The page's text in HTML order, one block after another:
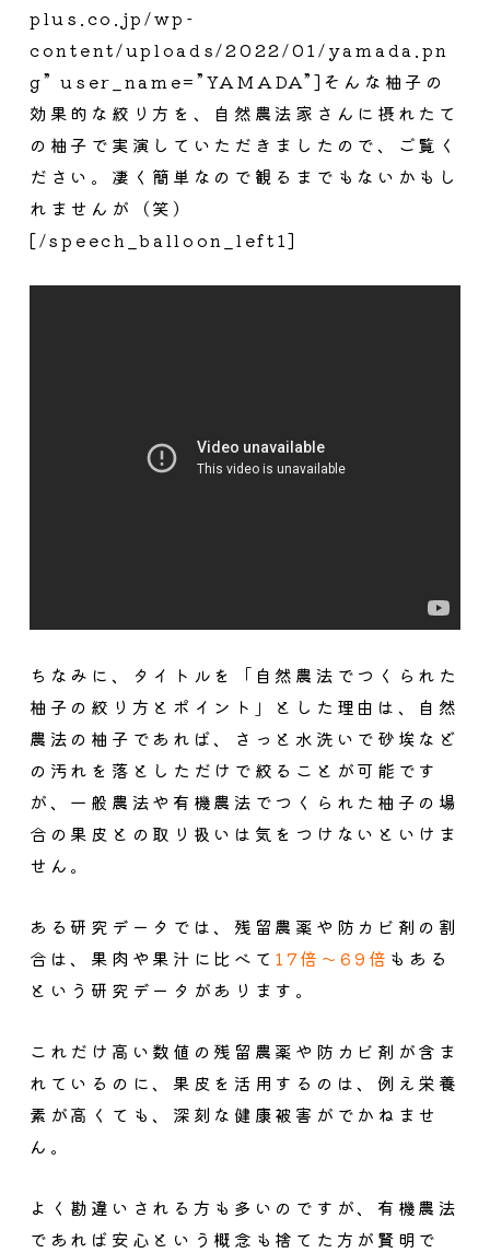
plus.co.jp/wp-
content/uploads/2022/01/yamada.pn
g” user_name=”YAMADA”]そんな柚子の
効果的な絞り方を、自然農法家さんに摂れたて
の柚子で実演していただきましたので、ご覧く
ださい。凄く簡単なので観るまでもないかもし
れませんが（笑）
[/speech_balloon_left1]
ちなみに、タイトルを「自然農法でつくられた
柚子の絞り方とポイント」とした理由は、自然
農法の柚子であれば、さっと水洗いで砂埃など
の汚れを落としただけで絞ることが可能です
が、 一般農法や有機農法でつくられた柚子の場
合の果皮との取り扱いは気をつけないといけま
せん。
ある研究データでは、残留農薬や防カビ剤の割
合は、果肉や果汁に比べて 17倍～69倍 もある
という研究データがあります。
これだけ高い数値の残留農薬や防カビ剤が含ま
れているのに、果皮を活用するのは、例え栄養
素が高くても、深刻な健康被害がでかねませ
ん。
よく勘違いされる方も多いのですが、 有機農法
であれば安心という概念も捨てた方が賢明 で